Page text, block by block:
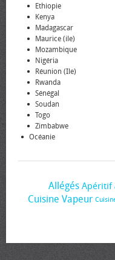
Ethiopie
Kenya
Madagascar
Maurice (ile)
Mozambique
Nigéria
Réunion (Ile)
Rwanda
Sénégal
Soudan
Togo
Zimbabwe
Océanie
Allégés Apéritif
Cuisine Vapeur